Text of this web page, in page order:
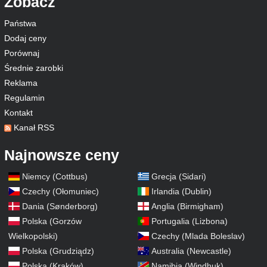
Państwa
Dodaj ceny
Porównaj
Średnie zarobki
Reklama
Regulamin
Kontakt
Kanał RSS
Najnowsze ceny
Niemcy (Cottbus)
Czechy (Ołomuniec)
Dania (Sønderborg)
Polska (Gorzów
Wielkopolski)
Polska (Grudziądz)
Grecja (Sidari)
Irlandia (Dublin)
Anglia (Birmigham)
Portugalia (Lizbona)
Czechy (Mlada Boleslav)
Australia (Newcastle)